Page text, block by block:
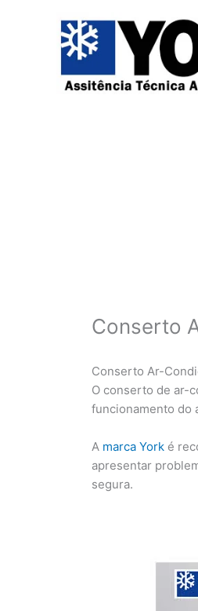
Conserto
Conserto Ar-
O conserto de ar-
funcionamento do
A marca York é
apresentar
segura.